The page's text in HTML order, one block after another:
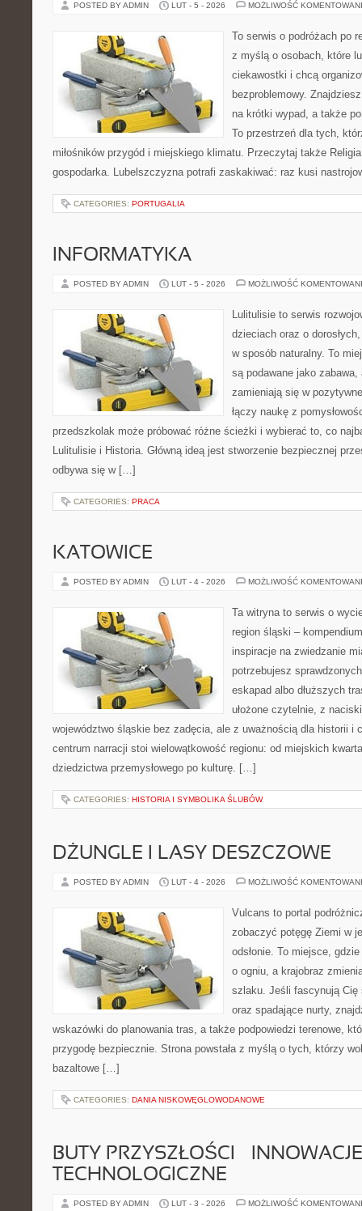
POSTED BY ADMIN LUT - 5 - 2026 MOŻLIWOŚĆ
To serwis o podróżach po
z myślą o osobach, które
ciekawostki i chcą
bezproblemowy.
na krótki wypad, a także
To przestrzeń dla tych,
miłośników przygód i miejskiego klimatu. Przeczytaj także
gospodarka. Lubelszczyzna potrafi zaskakiwać: raz kusi
CATEGORIES: PORTUGALIA
INFORMATYKA
POSTED BY ADMIN LUT - 5 - 2026 MOŻLIWOŚĆ
Lulitulisie to serwis
dzieciach oraz o
w sposób naturalny. To
są podawane jako
zamieniają się w
łączy naukę z
przedszkolak może próbować różne ścieżki i wybierać to, co
Lulitulisie i Historia. Główną ideą jest stworzenie bezpiecznej
odbywa się w […]
CATEGORIES: PRACA
KATOWICE
POSTED BY ADMIN LUT - 4 - 2026 MOŻLIWOŚĆ
Ta witryna to serwis o
region śląski –
inspiracje na zwiedzanie
potrzebujesz
eskapad albo dłuższych
ułożone czytelnie, z
województwo śląskie bez zadęcia, ale z uważnością dla historii i
centrum narracji stoi wielowątkowość regionu: od miejskich
dziedzictwa przemysłowego po kulturę. […]
CATEGORIES: HISTORIA I SYMBOLIKA ŚLUBÓW
DŻUNGLE I LASY DESZCZOWE
POSTED BY ADMIN LUT - 4 - 2026 MOŻLIWOŚĆ
Vulcans to portal
zobaczyć potęgę Ziemi w
odsłonie. To miejsce,
o ogniu, a krajobraz
szlaku. Jeśli fascynują
oraz spadające nurty,
wskazówki do planowania tras, a także podpowiedzi terenowe,
przygodę bezpiecznie. Strona powstała z myślą o tych, którzy
bazaltowe […]
CATEGORIES: DANIA NISKOWĘGLOWODANOWE
BUTY PRZYSZŁOŚCI – INNOWACJE
TECHNOLOGICZNE
POSTED BY ADMIN LUT - 3 - 2026 MOŻLIWOŚĆ